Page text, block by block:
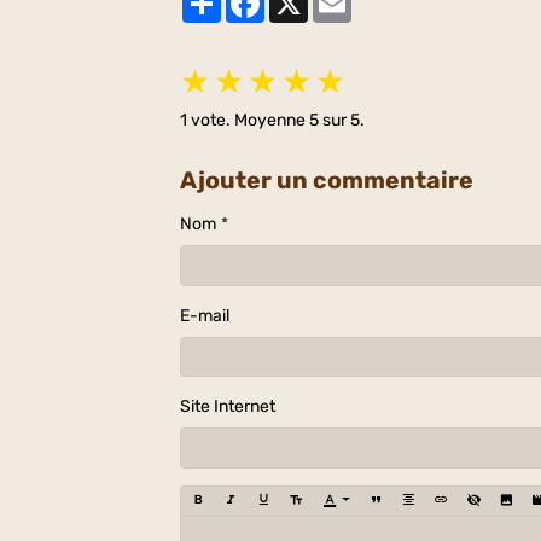
★ ★ ★ ★ ★
1 vote. Moyenne5sur 5.
Ajouter un commentaire
Nom
E-mail
Site Internet